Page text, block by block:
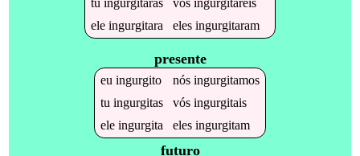
ele ingurgitara eles ingurgitaram
presente
eu ingurgito nós ingurgitamos
tu ingurgitas vós ingurgitais
ele ingurgita eles ingurgitam
futuro